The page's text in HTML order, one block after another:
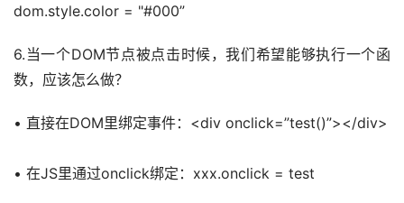
dom.style.color = "#000”
6.当一个DOM节点被点击时候，我们希望能够执行一个函
数，应该怎么做？
• 直接在DOM里绑定事件：<div onclick=”test()”></div>
• 在JS里通过onclick绑定：xxx.onclick = test